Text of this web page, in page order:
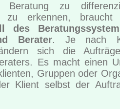
zu
zu erkennen,
des
Berater. Je nach
sich die
Es macht einen
Gruppen oder
Klient selbst der